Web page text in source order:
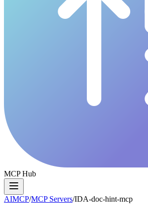
MCP Hub
AIMCP/MCP Servers/IDA-doc-hint-mcp